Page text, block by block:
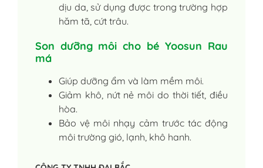
dịu da, sử dụng được trong trường hợp
hăm tã, cứt trâu.
Son dưỡng môi cho bé Yoosun Rau
má
Giúp dưỡng ẩm và làm mềm môi.
Giảm khô, nứt nẻ môi do thời tiết, điều
hòa.
Bảo vệ môi nhạy cảm trước tác động
môi trường gió, lạnh, khô hanh.